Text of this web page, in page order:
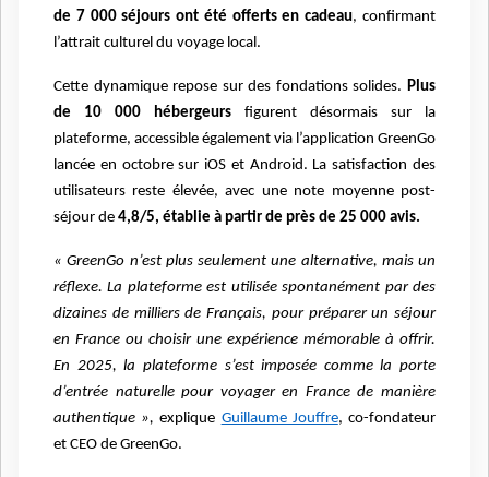
de 7 000 séjours ont été offerts en cadeau, confirmant
l’attrait culturel du voyage local.
Cette dynamique repose sur des fondations solides. Plus
de 10 000 hébergeurs figurent désormais sur la
plateforme, accessible également via l’application GreenGo
lancée en octobre sur iOS et Android. La satisfaction des
utilisateurs reste élevée, avec une note moyenne post-
séjour de 4,8/5, établie à partir de près de 25 000 avis.
« GreenGo n’est plus seulement une alternative, mais un
réflexe. La plateforme est utilisée spontanément par des
dizaines de milliers de Français, pour préparer un séjour
en France ou choisir une expérience mémorable à offrir.
En 2025, la plateforme s’est imposée comme la porte
d’entrée naturelle pour voyager en France de manière
authentique »,explique Guillaume Jouffre, co-fondateur
et CEO de GreenGo.